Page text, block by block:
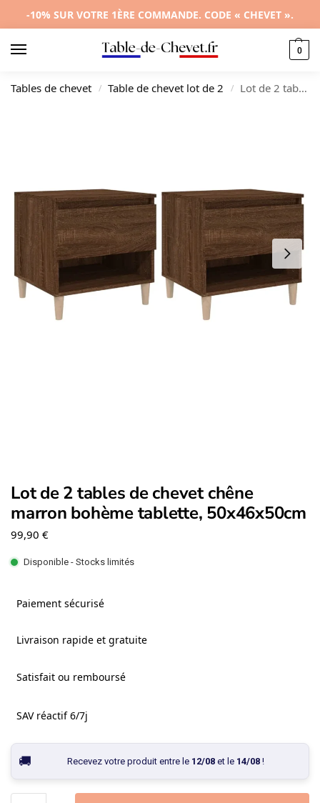
-10% SUR VOTRE 1ÈRE COMMANDE. CODE « CHEVET ».
0
Tables de chevet / Table de chevet lot de 2 / Lot de 2 tables de chevet chêne marron bohème tablette, 50x46x50cm
Lot de 2 tables de chevet chêne
marron bohème tablette, 50x46x50cm
99,90 €
Disponible - Stocks limités
Paiement sécurisé
Livraison rapide et gratuite
Satisfait ou remboursé
SAV réactif 6/7j
Recevez votre produit entre le 12/08et le 14/08!